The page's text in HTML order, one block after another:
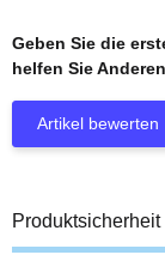
Geben Sie die
helfen Sie
Artikel bewerten
Produktsicherheit